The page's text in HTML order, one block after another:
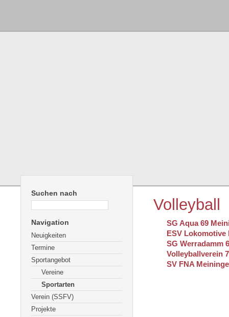
Suchen nach
Navigation
Neuigkeiten
Termine
Sportangebot
Vereine
Sportarten
Verein (SSFV)
Projekte
Volleyball
SG Aqua 69
ESV Lokomotive
SG Werradamm
Volleyballverein
SV FNA